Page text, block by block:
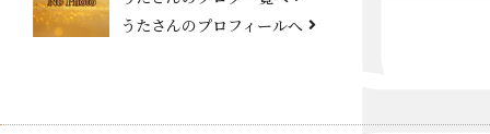
うたさんのプロフィールへ